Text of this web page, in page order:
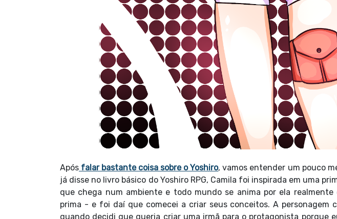
Após falar bastante coisa sobre o Yoshiro, vamos entender um pouco
já disse no livro básico do Yoshiro RPG, Camila foi inspirada em uma
que chega num ambiente e todo mundo se anima por ela
prima - e foi daí que comecei a criar seus conceitos. A personagem
quando decidi que queria criar uma irmã para o protagonista porque